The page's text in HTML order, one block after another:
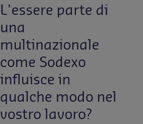
L'essere parte di
una
multinazionale
come Sodexo
influisce in
qualche modo nel
vostro lavoro?